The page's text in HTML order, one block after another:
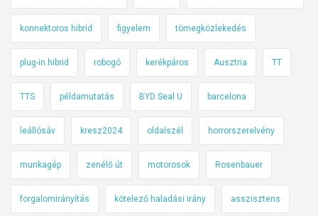
konnektoros hibrid figyelem tömegközlekedés
plug-in hibrid robogó kerékpáros Ausztria TT
TTS példamutatás BYD Seal U barcelona
leállósáv kresz2024 oldalszél horrorszerelvény
munkagép zenélő út motorosok Rosenbauer
forgalomirányítás kötelező haladási irány asszisztens